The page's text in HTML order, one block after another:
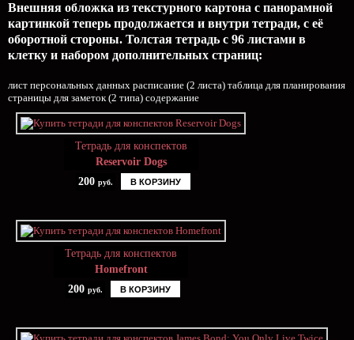
Внешняя обложка из текстурного картона с панорамной
картинкой теперь продолжается и внутри тетради, с её
оборотной стороны. Толстая тетрадь с 96 листами в
клетку и набором дополнительных страниц:
лист персональных данных расписание (2 листа) таблица для планирования
страницы для заметок (2 типа) содержание
Тетрадь для конспектов
Reservoir Dogs
200 руб. В КОРЗИНУ
Тетрадь для конспектов
Homefront
200 руб. В КОРЗИНУ